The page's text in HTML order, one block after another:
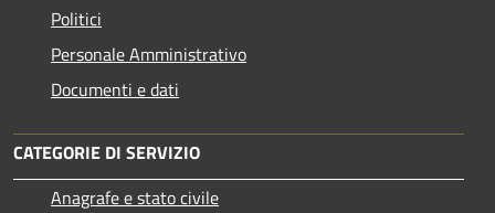
Politici
Personale Amministrativo
Documenti e dati
CATEGORIE DI SERVIZIO
Anagrafe e stato civile